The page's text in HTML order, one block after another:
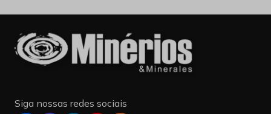
Siga nossas redes sociais